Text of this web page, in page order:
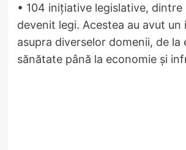
• 104 inițiative legislative, dintre
devenit legi. Acestea au avut
asupra diverselor domenii, de la
sănătate până la economie și